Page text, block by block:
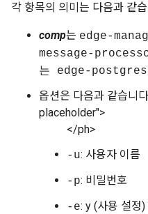
각 항목의 의미는 다음과 같
comp는 edge-
message-
는 edge-
옵션은 다음과 같습니
placeholder">
</ph>
-u: 사용자 이름
-p: 비밀번호
-e: y (사용 설정